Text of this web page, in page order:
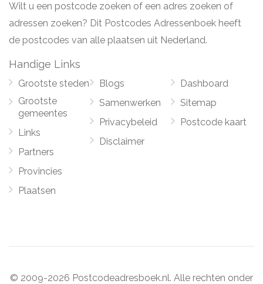
Wilt u een postcode zoeken of een adres zoeken of
adressen zoeken? Dit Postcodes Adressenboek heeft
de postcodes van alle plaatsen uit Nederland.
Handige Links
Grootste steden
Grootste
gemeentes
Links
Partners
Provincies
Plaatsen
Blogs
Samenwerken
Privacybeleid
Disclaimer
Dashboard
Sitemap
Postcode kaart
© 2009-2026 Postcodeadresboek.nl. Alle rechten onder